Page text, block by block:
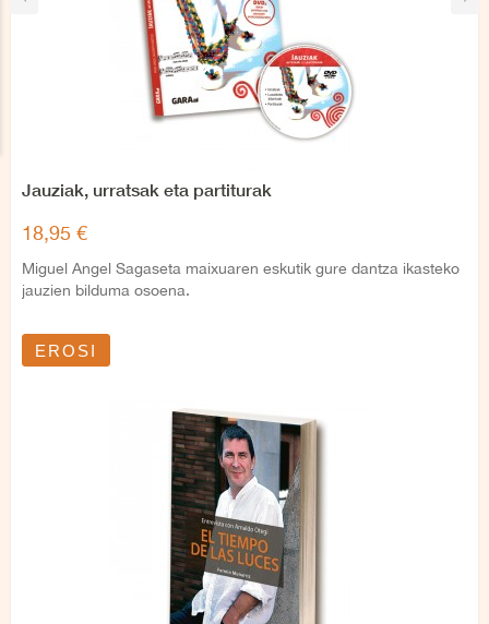
Jauziak, urratsak eta partiturak
18,95 €
Miguel Angel Sagaseta maixuaren eskutik gure dantza ikasteko
jauzien bilduma osoena.
EROSI